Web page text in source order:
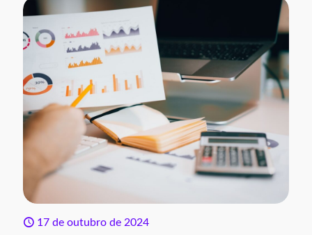
17 de outubro de 2024